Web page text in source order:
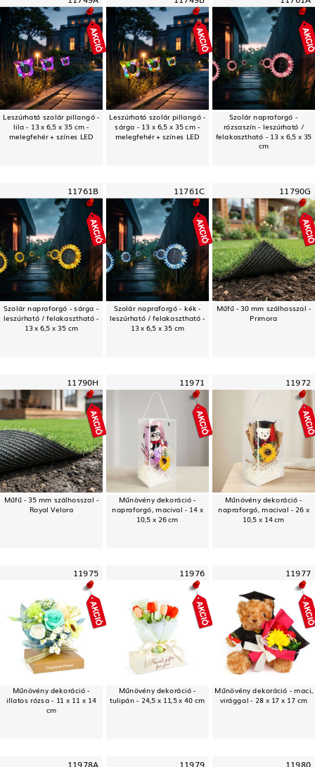
Leszúrható szolár pillangó -
lila - 13 x 6,5 x 35 cm -
melegfehér + színes LED
Leszúrható szolár pillangó -
sárga - 13 x 6,5 x 35 cm -
melegfehér + színes LED
Szolár napraforgó -
rózsaszín - leszúrható /
felakasztható - 13 x 6,5 x 35
cm
11761B
Szolár napraforgó - sárga -
leszúrható / felakasztható -
13 x 6,5 x 35 cm
11761C
Szolár napraforgó - kék -
leszúrható / felakasztható -
13 x 6,5 x 35 cm
11790G
Műfű - 30 mm szálhosszal -
Primora
11790H
Műfű - 35 mm szálhosszal -
Royal Velora
11971
Műnövény dekoráció -
napraforgó, macival - 14 x
10,5 x 26 cm
11972
Műnövény dekoráció -
napraforgó, macival - 26 x
10,5 x 14 cm
11975
Műnövény dekoráció -
illatos rózsa - 11 x 11 x 14
cm
11976
Műnövény dekoráció -
tulipán - 24,5 x 11,5 x 40 cm
11977
Műnövény dekoráció - maci,
virággal - 28 x 17 x 17 cm
11978A 11979 11980